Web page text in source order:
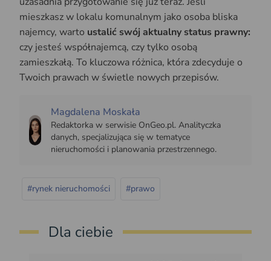
mieszkasz w lokalu komunalnym jako osoba bliska
najemcy, warto ustalić swój aktualny status prawny:
czy jesteś współnajemcą, czy tylko osobą
zamieszkałą. To kluczowa różnica, która zdecyduje o
Twoich prawach w świetle nowych przepisów.
Magdalena Moskała
Redaktorka w serwisie OnGeo.pl. Analityczka
danych, specjalizująca się w tematyce
nieruchomości i planowania przestrzennego.
#rynek nieruchomości #prawo
Dla ciebie